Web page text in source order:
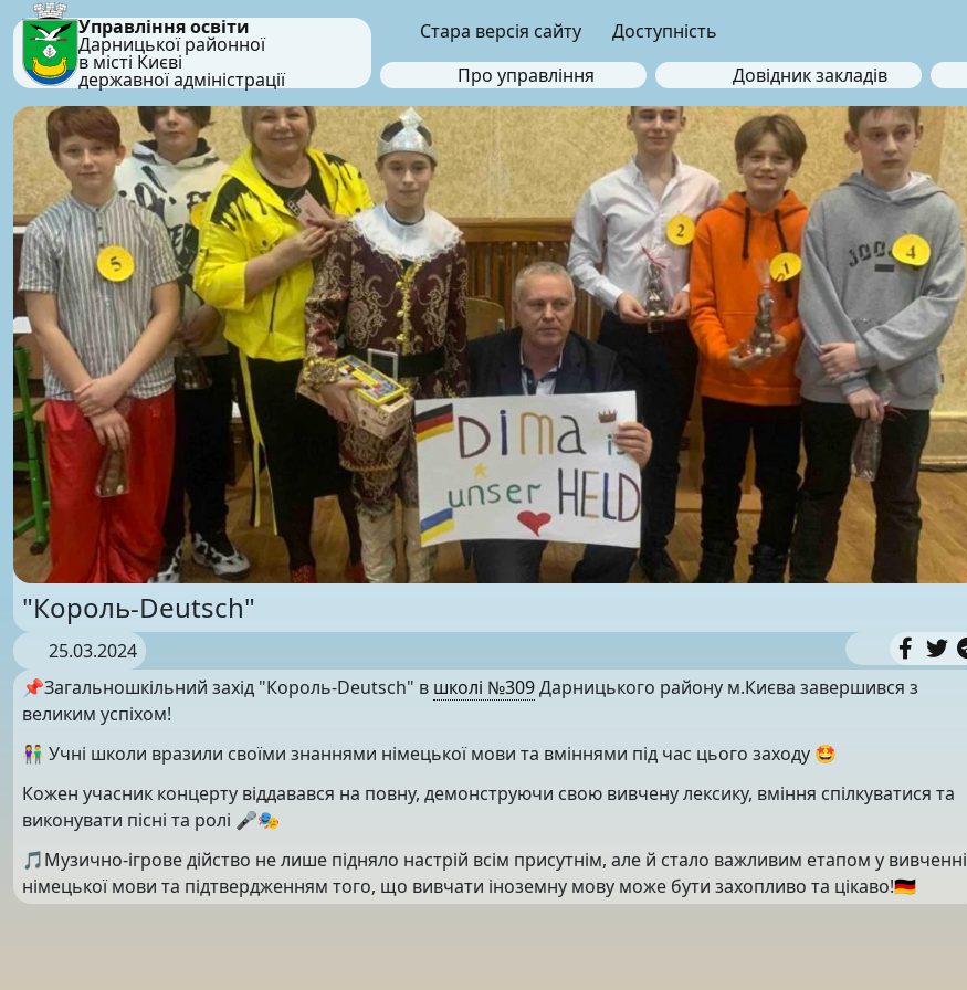
Управління освіти
Дарницької районної
в місті Києві
державної адміністрації
Стара версія сайту Доступність
Про управління
Довідник закладів
"Король-Deutsch"
25.03.2024
📌Загальношкільний захід "Король-Deutsch" в школі №309Дарницького району м.Києва завершився з
великим успіхом!
👫 Учні школи вразили своїми знаннями німецької мови та вміннями під час цього заходу 🤩
Кожен учасник концерту віддавався на повну, демонструючи свою вивчену лексику, вміння спілкуватися та
виконувати пісні та ролі 🎤🎭
🎵Музично-ігрове дійство не лише підняло настрій всім присутнім, але й стало важливим етапом у вивченні
німецької мови та підтвердженням того, що вивчати іноземну мову може бути захопливо та цікаво!🇩🇪